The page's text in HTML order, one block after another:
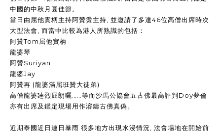
中國的中秋月圓佳節。
當日由屈他實柄主持阿贊燙主持, 並邀請了多達46位高僧出席時次
大型法會, 而當中比較為港人所熟識的包括：
阿贊Tom屈他實柄
龍婆琴
阿贊Suriyan
龍婆Jay
阿贊再 (龍婆滿屈班贊大徒弟)
高僧龍婆廸烈屈朗曬……等而沙馬公協會五古佛最高評判Doy夢倫
亦有出席及鑑定現場用作溶鑄古佛真偽。
近期泰國近日連日暴雨 很多地方出現水浸情況, 法會場地在開始前